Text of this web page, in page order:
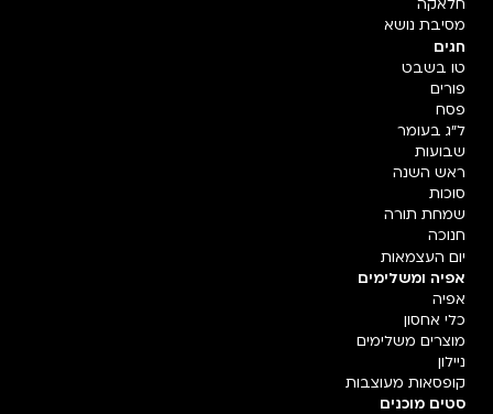
חלאקה
מסיבת נושא
חגים
טו בשבט
פורים
פסח
ל"ג בעומר
שבועות
ראש השנה
סוכות
שמחת תורה
חנוכה
יום העצמאות
אפיה ומשלימים
אפיה
כלי אחסון
מוצרים משלימים
ניילון
קופסאות מעוצבות
סטים מוכנים